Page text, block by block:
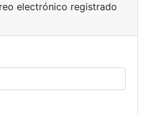
electrónico registrado